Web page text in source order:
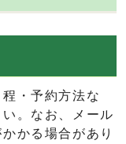
・予約方法な
。なお、メール
かる場合があり